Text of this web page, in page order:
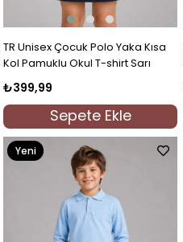
TR Unisex Çocuk Polo Yaka Kısa
Kol Pamuklu Okul T-shirt Sarı
₺399,99
Sepete Ekle
Yeni